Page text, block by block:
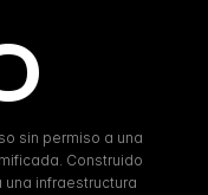
sin permiso a una
Construido
una infraestructura